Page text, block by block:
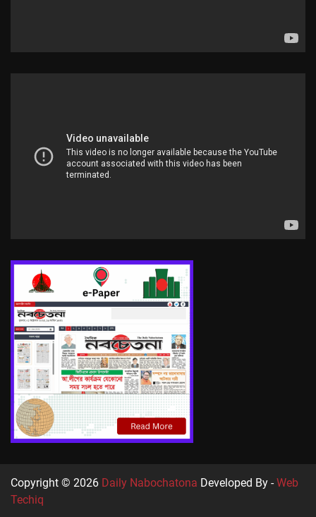
Copyright © 2026 Daily Nabochatona Developed By -Web
Techiq